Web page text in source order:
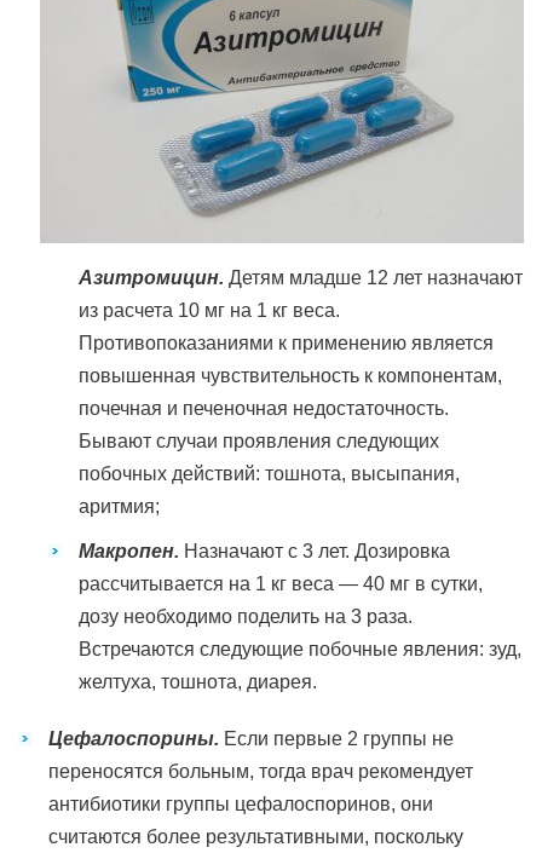
Азитромицин. Детям младше 12 лет назначают
из расчета 10 мг на 1 кг веса.
Противопоказаниями к применению является
повышенная чувствительность к компонентам,
почечная и печеночная недостаточность.
Бывают случаи проявления следующих
побочных действий: тошнота, высыпания,
аритмия;
Макропен. Назначают с 3 лет. Дозировка
рассчитывается на 1 кг веса — 40 мг в сутки,
дозу необходимо поделить на 3 раза.
Встречаются следующие побочные явления: зуд,
желтуха, тошнота, диарея.
Цефалоспорины. Если первые 2 группы не
переносятся больным, тогда врач рекомендует
антибиотики группы цефалоспоринов, они
считаются более результативными, поскольку